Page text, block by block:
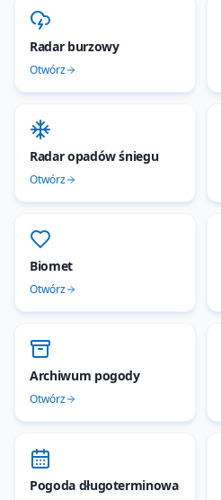
Radar burzowy
Otwórz
Radar opadów śniegu
Otwórz
Biomet
Otwórz
Archiwum pogody
Otwórz
Pogoda długoterminowa